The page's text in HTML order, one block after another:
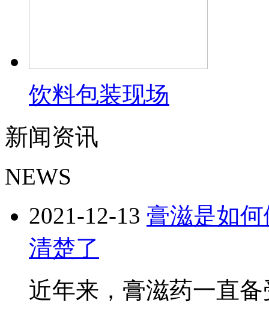
饮料包装现场
新闻资讯
NEWS
2021-12-13 膏滋是如
清楚了
近年来，膏滋药一直